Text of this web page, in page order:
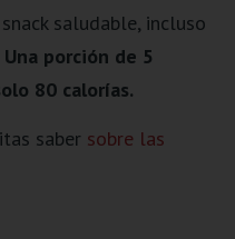
saludable, incluso
Una porción de 5
80 calorías.
saber sobre las